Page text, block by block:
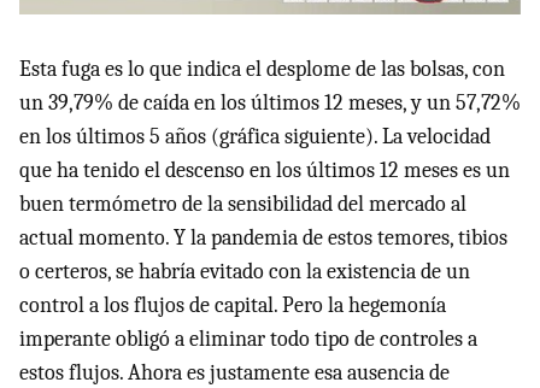
Esta fuga es lo que indica el desplome de las bolsas, con
un 39,79% de caída en los últimos 12 meses, y un 57,72%
en los últimos 5 años (gráfica siguiente). La velocidad
que ha tenido el descenso en los últimos 12 meses es un
buen termómetro de la sensibilidad del mercado al
actual momento. Y la pandemia de estos temores, tibios
o certeros, se habría evitado con la existencia de un
control a los flujos de capital. Pero la hegemonía
imperante obligó a eliminar todo tipo de controles a
estos flujos. Ahora es justamente esa ausencia de